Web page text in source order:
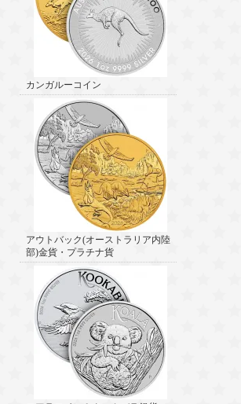
カンガルーコイン
アウトバック(オーストラリア内陸
部)金貨・プラチナ貨